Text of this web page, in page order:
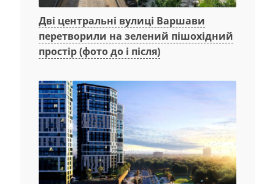
Дві центральні вулиці Варшави
перетворили на зелений пішохідний
простір (фото до і після)